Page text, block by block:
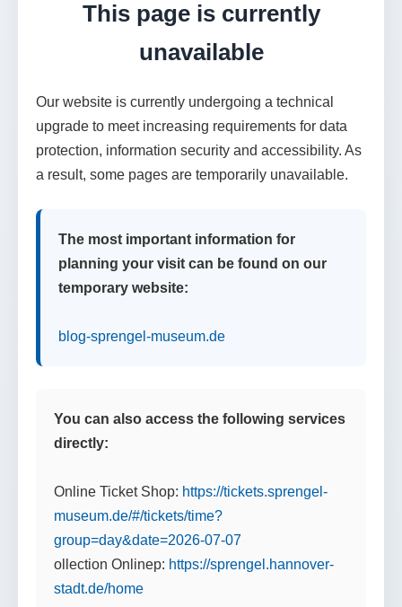
This page is currently
unavailable
Our website is currently undergoing a technical
upgrade to meet increasing requirements for data
protection, information security and accessibility. As
a result, some pages are temporarily unavailable.
The most important information for
planning your visit can be found on our
temporary website:
blog-sprengel-museum.de
You can also access the following services
directly:
Online Ticket Shop: https://tickets.sprengel-
museum.de/#/tickets/time?
group=day&date=2026-07-07
ollection Onlinep: https://sprengel.hannover-
stadt.de/home